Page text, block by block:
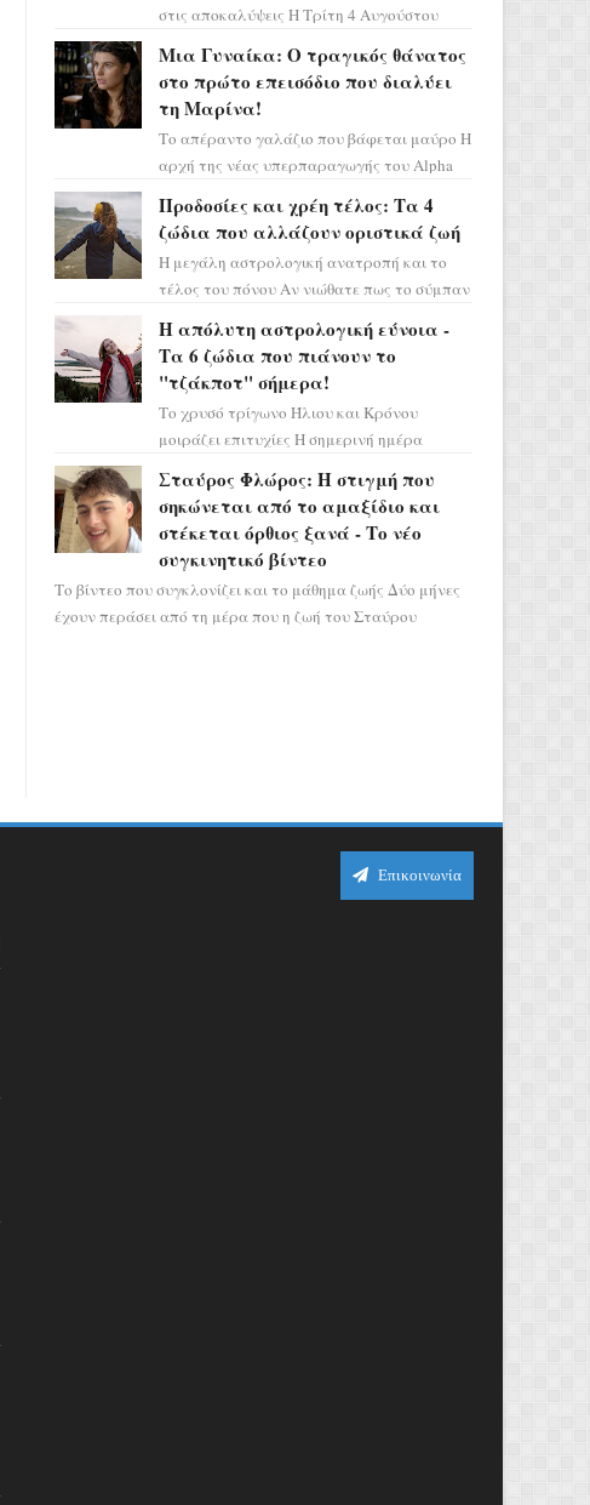
στις αποκαλύψεις Η Τρίτη 4 Αυγούστου
ορόσημο, καθώς η Αφροδίτη πρ...
Μια Γυναίκα: Ο τραγικός θάνατος
στο πρώτο επεισόδιο που διαλύει
τη Μαρίνα!
Το απέραντο γαλάζιο που βάφεται μαύρο Η
αρχή της νέας υπερπαραγωγής του Alpha
πλημμυρισμένο από...
Προδοσίες και χρέη τέλος: Τα 4
ζώδια που αλλάζουν οριστικά ζωή
Η μεγάλη αστρολογική ανατροπή και το
τέλος του πόνου Αν νιώθατε πως το σύμπαν
πάρετε μια βαθιά α...
Η απόλυτη αστρολογική εύνοια -
Τα 6 ζώδια που πιάνουν το
"τζάκποτ" σήμερα!
Το χρυσό τρίγωνο Ήλιου και Κρόνου
μοιράζει επιτυχίες Η σημερινή ημέρα
αποδεικνύοντας πως η πραγματική
επιτυχί...
Σταύρος Φλώρος: Η στιγμή που
σηκώνεται από το αμαξίδιο και
στέκεται όρθιος ξανά - Το νέο
συγκινητικό βίντεο
Το βίντεο που συγκλονίζει και το μάθημα ζωής Δύο μήνες
έχουν περάσει από τη μέρα που η ζωή του Σταύρου
Επικοινωνία